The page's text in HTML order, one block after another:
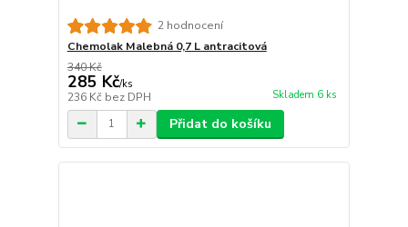
2 hodnocení
Chemolak Malebná 0,7 L antracitová
340 Kč
285 Kč/ks
236 Kč bez DPH Skladem 6 ks
Přidat do košíku